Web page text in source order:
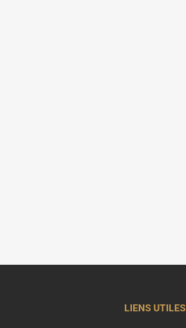
LIENS UTILES